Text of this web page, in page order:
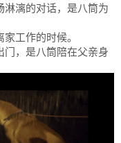
淋漓的对话，是八筒为
工作的时候。
门，是八筒陪在父亲身